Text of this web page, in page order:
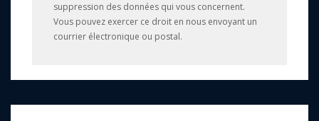
suppression des données qui vous concernent.
Vous pouvez exercer ce droit en nous envoyant un
courrier électronique ou postal.